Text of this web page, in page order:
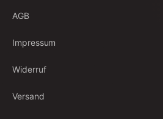
AGB
Impressum
Widerruf
Versand